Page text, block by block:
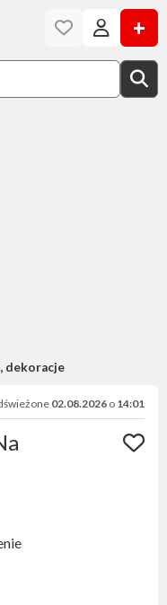
+
dekoracje
02.08.2026 o 14:01